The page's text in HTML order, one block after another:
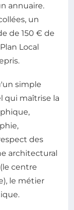
annuaire.
un
de 150 € de
Local
simple
qui maîtrise la
des
architectural
centre
le métier